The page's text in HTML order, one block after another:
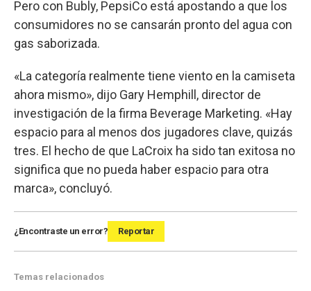
Pero con Bubly, PepsiCo está apostando a que los
consumidores no se cansarán pronto del agua con
gas saborizada.
«La categoría realmente tiene viento en la camiseta
ahora mismo», dijo Gary Hemphill, director de
investigación de la firma Beverage Marketing. «Hay
espacio para al menos dos jugadores clave, quizás
tres. El hecho de que LaCroix ha sido tan exitosa no
significa que no pueda haber espacio para otra
marca», concluyó.
¿Encontraste un error? Reportar
Temas relacionados